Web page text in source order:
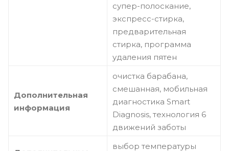
супер-полоскание,
экспресс-стирка,
предварительная
стирка, программа
удаления пятен
Дополнительная
информация
очистка барабана,
смешанная, мобильная
диагностика Smart
Diagnosis, технология 6
движений заботы
выбор температуры